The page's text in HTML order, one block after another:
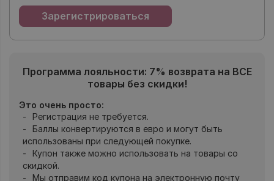
Программа лояльности: 7% возврата на ВСЕ
товары без скидки!
Это очень просто:
Регистрация не требуется.
Баллы конвертируются в евро и могут быть
использованы при следующей покупке.
Купон также можно использовать на товары со
скидкой.
Мы отправим код купона на электронную почту